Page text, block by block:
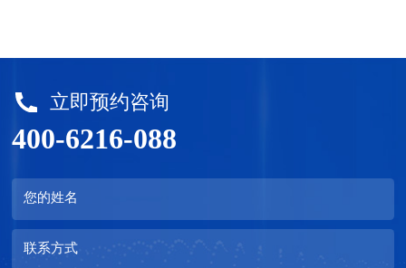
立即预约咨询
400-6216-088
您的姓名
联系方式